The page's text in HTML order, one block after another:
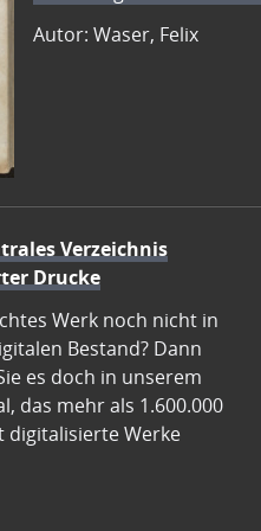
Autor: Waser, Felix
Verzeichnis
Drucke
Werk noch nicht in
Bestand? Dann
es doch in unserem
das mehr als 1.600.000
digitalisierte Werke